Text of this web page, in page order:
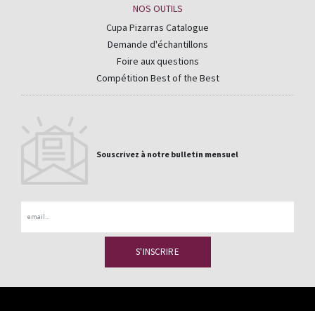
NOS OUTILS
Cupa Pizarras Catalogue
Demande d'échantillons
Foire aux questions
Compétition Best of the Best
Souscrivez à notre bulletin mensuel